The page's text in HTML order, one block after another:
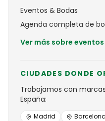
Eventos & Bodas
Agenda completa de
Ver más sobre
CIUDADES DONDE
Trabajamos con marcas
España:
Madrid Barcelona